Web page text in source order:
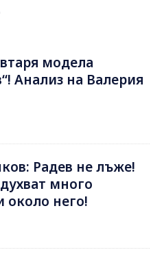
модела
Анализ на Валерия
Радев не лъже!
много
около него!